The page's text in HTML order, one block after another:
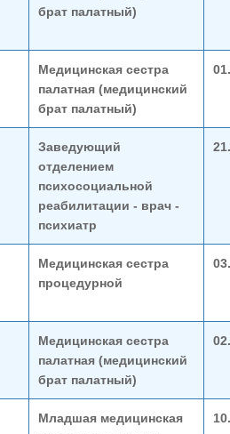
брат палатный)
Медицинская сестра
палатная (медицинский
брат палатный)
Заведующий
отделением
психосоциальной
реабилитации - врач -
психиатр
Медицинская сестра
процедурной
Медицинская сестра
палатная (медицинский
брат палатный)
Младшая медицинская